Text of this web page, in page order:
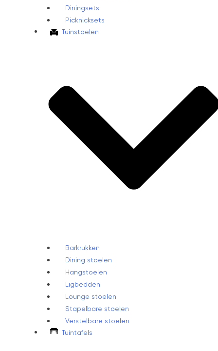
Diningsets
Picknicksets
Tuinstoelen
Barkrukken
Dining stoelen
Hangstoelen
Ligbedden
Lounge stoelen
Stapelbare stoelen
Verstelbare stoelen
Tuintafels